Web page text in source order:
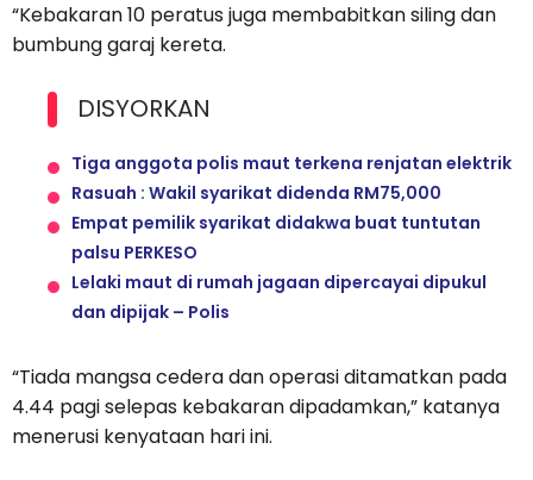
“Kebakaran 10 peratus juga membabitkan siling dan
bumbung garaj kereta.
DISYORKAN
Tiga anggota polis maut terkena renjatan elektrik
Rasuah : Wakil syarikat didenda RM75,000
Empat pemilik syarikat didakwa buat tuntutan
palsu PERKESO
Lelaki maut di rumah jagaan dipercayai dipukul
dan dipijak – Polis
“Tiada mangsa cedera dan operasi ditamatkan pada
4.44 pagi selepas kebakaran dipadamkan,” katanya
menerusi kenyataan hari ini.